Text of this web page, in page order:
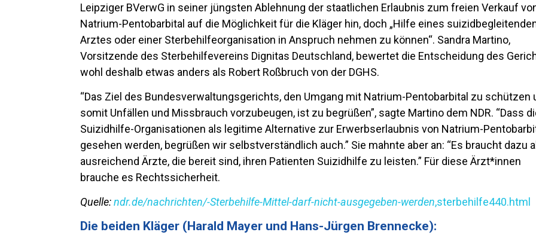
Leipziger BVerwG in seiner jüngsten Ablehnung der staatlichen Erlaubnis zum freien Verkauf
Natrium-Pentobarbital auf die Möglichkeit für die Kläger hin, doch „Hilfe eines
Arztes oder einer Sterbehilfeorganisation in Anspruch nehmen zu können“. Sandra Martino,
Vorsitzende des Sterbehilfevereins Dignitas Deutschland, bewertet die Entscheidung des
wohl deshalb etwas anders als Robert Roßbruch von der DGHS.
“Das Ziel des Bundesverwaltungsgerichts, den Umgang mit Natrium-Pentobarbital zu schützen
somit Unfällen und Missbrauch vorzubeugen, ist zu begrüßen”, sagte Martino dem NDR. “Dass
Suizidhilfe-Organisationen als legitime Alternative zur Erwerbserlaubnis von Natrium-
gesehen werden, begrüßen wir selbstverständlich auch.” Sie mahnte aber an: “Es braucht dazu
ausreichend Ärzte, die bereit sind, ihren Patienten Suizidhilfe zu leisten.” Für diese Ärzt*innen
brauche es Rechtssicherheit.
Quelle:ndr.de/nachrichten/-Sterbehilfe-Mittel-darf-nicht-ausgegeben-werden,sterbehilfe440.html
Die beiden Kläger (Harald Mayer und Hans-Jürgen Brennecke):